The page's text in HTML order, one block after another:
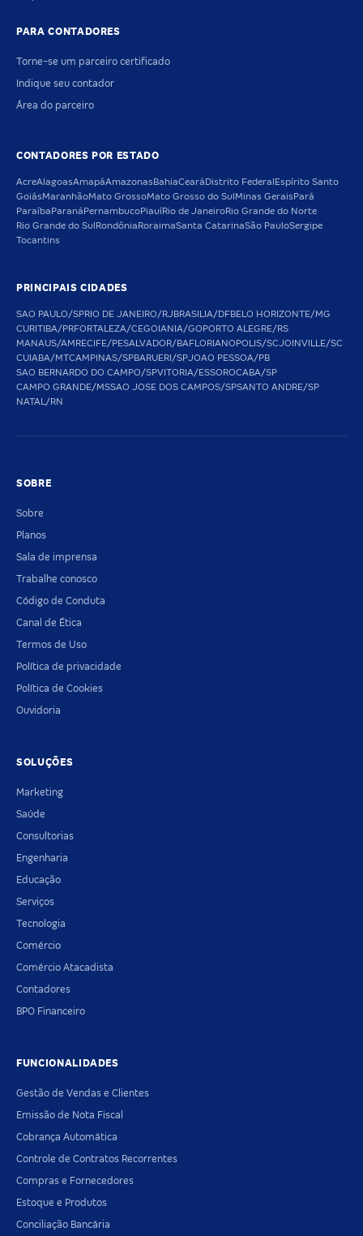
PARA CONTADORES
Torne-se um parceiro certificado
Indique seu contador
Área do parceiro
CONTADORES POR ESTADO
AcreAlagoasAmapáAmazonas BahiaCeará Distrito Federal Espírito Santo
GoiásMaranhãoMato GrossoMato Grosso do Sul Minas Gerais Pará
Paraíba Paraná PernambucoPiauíRio de JaneiroRio Grande do Norte
Rio Grande do Sul Rondônia RoraimaSanta CatarinaSão PauloSergipe
Tocantins
PRINCIPAIS CIDADES
SAO PAULO/SPRIO DE JANEIRO/RJBRASILIA/DFBELO HORIZONTE/MG
CURITIBA/PRFORTALEZA/CEGOIANIA/GOPORTO ALEGRE/RS
MANAUS/AMRECIFE/PESALVADOR/BAFLORIANOPOLIS/SCJOINVILLE/SC
CUIABA/MTCAMPINAS/SPBARUERI/SPJOAO PESSOA/PB
SAO BERNARDO DO CAMPO/SPVITORIA/ESSOROCABA/SP
CAMPO GRANDE/MSSAO JOSE DOS CAMPOS/SPSANTO ANDRE/SP
NATAL/RN
SOBRE
Sobre
Planos
Sala de imprensa
Trabalhe conosco
Código de Conduta
Canal de Ética
Termos de Uso
Política de privacidade
Política de Cookies
Ouvidoria
SOLUÇÕES
Marketing
Saúde
Consultorias
Engenharia
Educação
Serviços
Tecnologia
Comércio
Comércio Atacadista
Contadores
BPO Financeiro
FUNCIONALIDADES
Gestão de Vendas e Clientes
Emissão de Nota Fiscal
Cobrança Automática
Controle de Contratos Recorrentes
Compras e Fornecedores
Estoque e Produtos
Conciliação Bancária